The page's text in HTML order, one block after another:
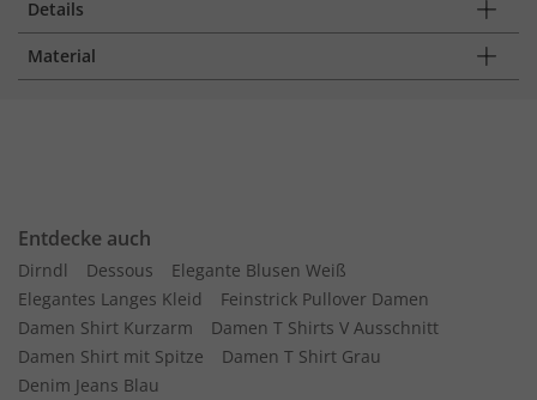
Details
Material
Entdecke auch
Dirndl Dessous
Elegante Blusen Weiß
Elegantes Langes Kleid
Feinstrick Pullover Damen
Damen Shirt Kurzarm
Damen T Shirts V Ausschnitt
Damen Shirt mit Spitze
Damen T Shirt Grau
Denim Jeans Blau